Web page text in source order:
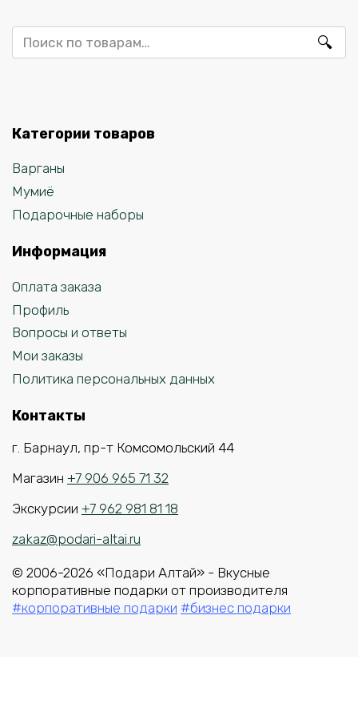
Искать:
Категории товаров
Варганы
Мумиё
Подарочные наборы
Информация
Оплата заказа
Профиль
Вопросы и ответы
Мои заказы
Политика персональных данных
Контакты
г. Барнаул, пр-т Комсомольский 44
Магазин +7 906 965 71 32
Экскурсии +7 962 981 81 18
zakaz@podari-altai.ru
© 2006-2026 «Подари Алтай» - Вкусные
корпоративные подарки от производителя
#корпоративные подарки #бизнес подарки